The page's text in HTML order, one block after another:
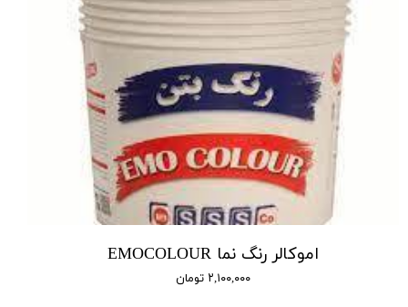
اموکالر رنگ نما EMOCOLOUR
۲,۱۰۰,۰۰۰ تومان